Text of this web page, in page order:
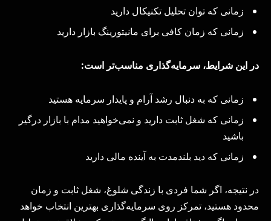
زمانی که توان تحلیل تکنیکال دارید
زمانی که زمان کافی برای مانیتورینگ بازار دارید
در این شرایط، سرمایه‌گذاری مناسب‌تر است:
زمانی که به دنبال رشد آرام و پایدار سرمایه هستید
زمانی که شغل ثابت دارید و نمی‌خواهید مدام با بازار درگیر
باشید
زمانی که دید بلندمدت به آینده مالی دارید
در نتیجه، اگر شما فردی با زندگی شلوغ، شغل ثابت و زمان
محدود هستید، تمرکز روی سرمایه‌گذاری بهترین انتخاب خواهد